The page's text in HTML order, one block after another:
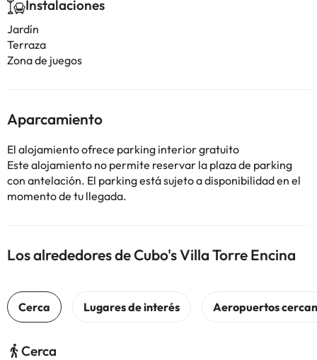
Instalaciones
Jardín
Terraza
Zona de juegos
Aparcamiento
El alojamiento ofrece parking interior gratuito
Este alojamiento no permite reservar la plaza de parking
con antelación. El parking está sujeto a disponibilidad en el
momento de tu llegada.
Los alrededores de Cubo's Villa Torre Encina
Cerca